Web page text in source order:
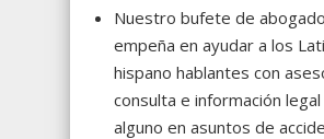
Nuestro bufete de
empeña en ayudar a los
hispano hablantes con
consulta e información
alguno en asuntos de